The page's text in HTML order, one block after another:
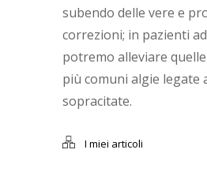
subendo delle vere e
correzioni; in pazienti
potremo alleviare
più comuni algie legate
sopracitate.
I miei articoli